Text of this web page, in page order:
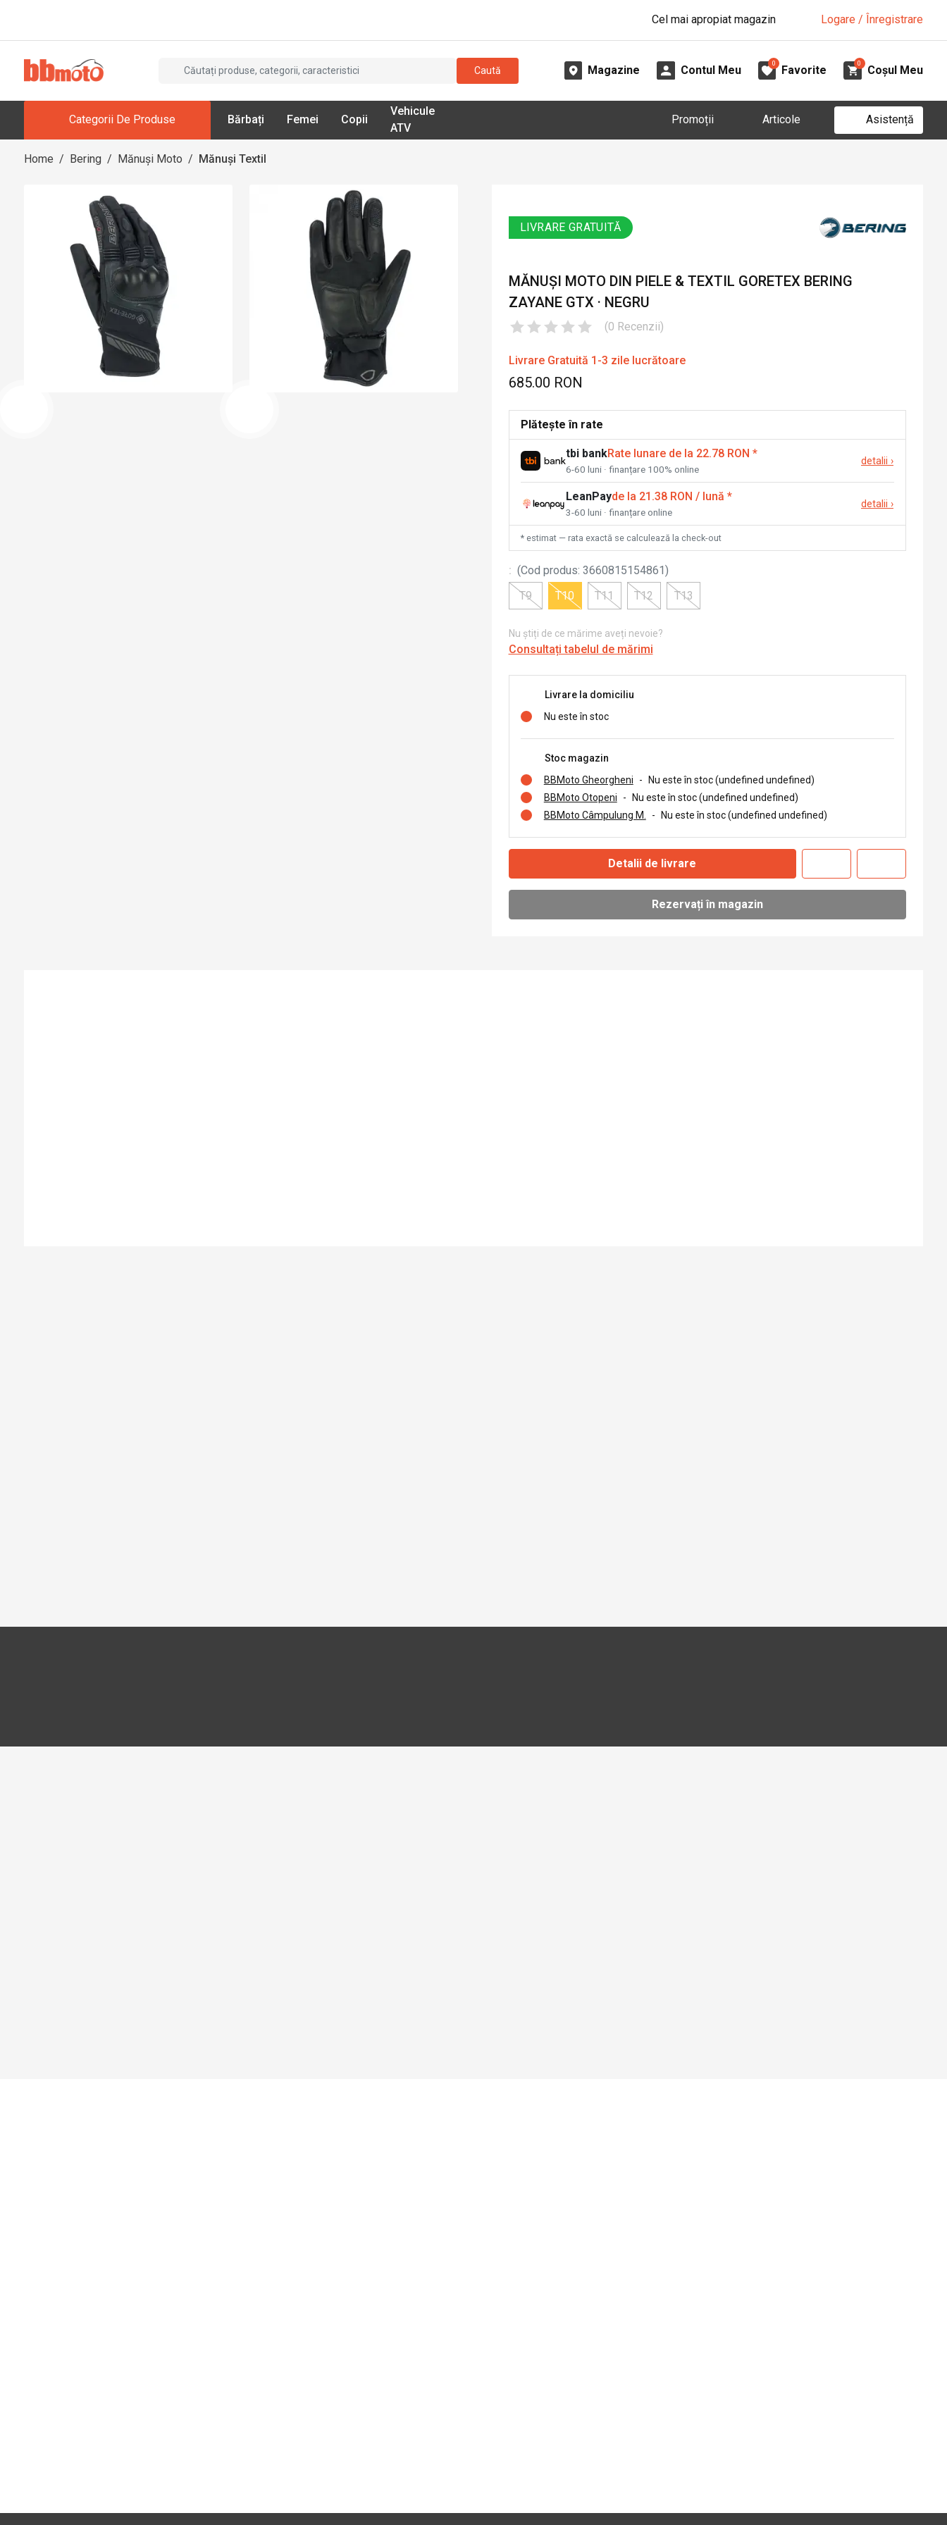
Cel mai apropiat magazin Logare / Înregistrare
Caută Magazine Contul Meu
0
Favorite
0
Coșul Meu
Categorii De Produse Bărbați Femei Copii
Vehicule
ATV
Promoții Articole Asistență
Home / Bering / Mănuși Moto / Mănuși Textil
LIVRARE GRATUITĂ
MĂNUȘI MOTO DIN PIELE & TEXTIL GORETEX BERING
ZAYANE GTX · NEGRU
(0 Recenzii)
Livrare Gratuită 1-3 zile lucrătoare
685.00 RON
Plătește în rate
tbi bankRate lunare de la 22.78 RON *
6-60 luni · finanțare 100% online
detalii ›
LeanPayde la 21.38 RON / lună *
3-60 luni · finanțare online
detalii ›
* estimat — rata exactă se calculează la check-out
: (Cod produs: 3660815154861 )
T9
T10 T11 T12 T13
Nu știți de ce mărime aveți nevoie?
Consultați tabelul de mărimi
Livrare la domiciliu
Nu este în stoc
Stoc magazin
BBMoto Gheorgheni
-
Nu este în stoc (undefined undefined)
BBMoto Otopeni
-
Nu este în stoc (undefined undefined)
BBMoto Câmpulung M.
- Nu este în stoc (undefined undefined)
Detalii de livrare
Rezervați în magazin